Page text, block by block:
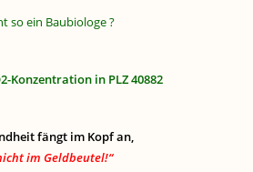
Konzentration in PLZ 40882
fängt im Kopf an,
im Geldbeutel!“